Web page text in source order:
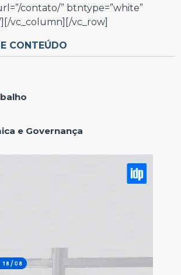
contato/” btntype=”white”
vc_column][/vc_row]
CONTEÚDO
e Governança